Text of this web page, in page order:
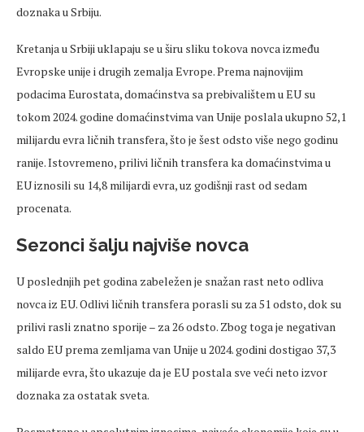
doznaka u Srbiju.
Kretanja u Srbiji uklapaju se u širu sliku tokova novca između
Evropske unije i drugih zemalja Evrope. Prema najnovijim
podacimaEurostata, domaćinstva sa prebivalištem u EU su
tokom 2024. godine domaćinstvima van Unije poslala ukupno 52,1
milijardu evra ličnih transfera, što je šest odsto više nego godinu
ranije. Istovremeno, prilivi ličnih transfera ka domaćinstvima u
EU iznosili su 14,8 milijardi evra, uz godišnji rast od sedam
procenata.
Sezonci šalju najviše novca
U poslednjih pet godina zabeležen je snažan rast neto odliva
novca iz EU. Odlivi ličnih transfera porasli su za 51 odsto, dok su
prilivi rasli znatno sporije – za 26 odsto. Zbog toga je negativan
saldo EU prema zemljama van Unije u 2024. godini dostigao 37,3
milijarde evra, što ukazuje da je EU postala sve veći neto izvor
doznaka za ostatak sveta.